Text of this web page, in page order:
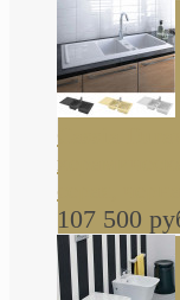
серая,
107 500